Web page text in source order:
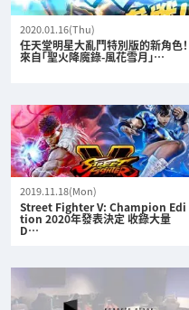
2020.01.16(Thu)
任天堂明星大亂鬥特別版的新角色！
來自「聖火降魔錄-風花雪月」…
2019.11.18(Mon)
Street Fighter V: Champion Edi
tion 2020年發表決定 收錄大量
D…